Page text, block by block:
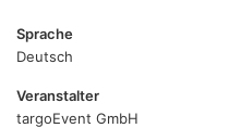
Sprache
Deutsch
Veranstalter
targoEvent GmbH